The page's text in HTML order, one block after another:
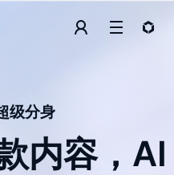
级分身
内容，AI